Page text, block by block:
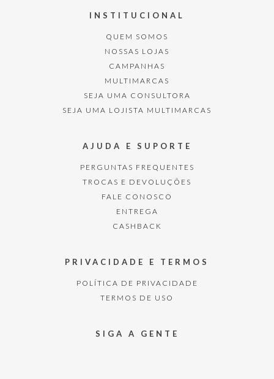
INSTITUCIONAL
QUEM SOMOS
NOSSAS LOJAS
CAMPANHAS
MULTIMARCAS
SEJA UMA CONSULTORA
SEJA UMA LOJISTA MULTIMARCAS
AJUDA E SUPORTE
PERGUNTAS FREQUENTES
TROCAS E DEVOLUÇÕES
FALE CONOSCO
ENTREGA
CASHBACK
PRIVACIDADE E TERMOS
POLÍTICA DE PRIVACIDADE
TERMOS DE USO
SIGA A GENTE